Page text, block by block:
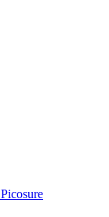
Picosure